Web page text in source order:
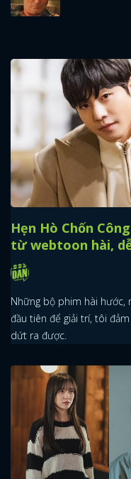
Hẹn Hò Chốn
từ webtoon hài,
Những bộ phim hài hước,
đầu tiên để giải trí, tôi
dứt ra được.